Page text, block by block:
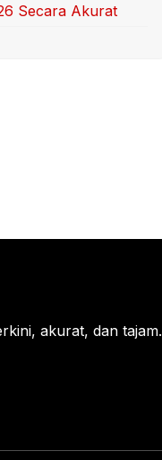
Secara Akurat
akurat, dan tajam.